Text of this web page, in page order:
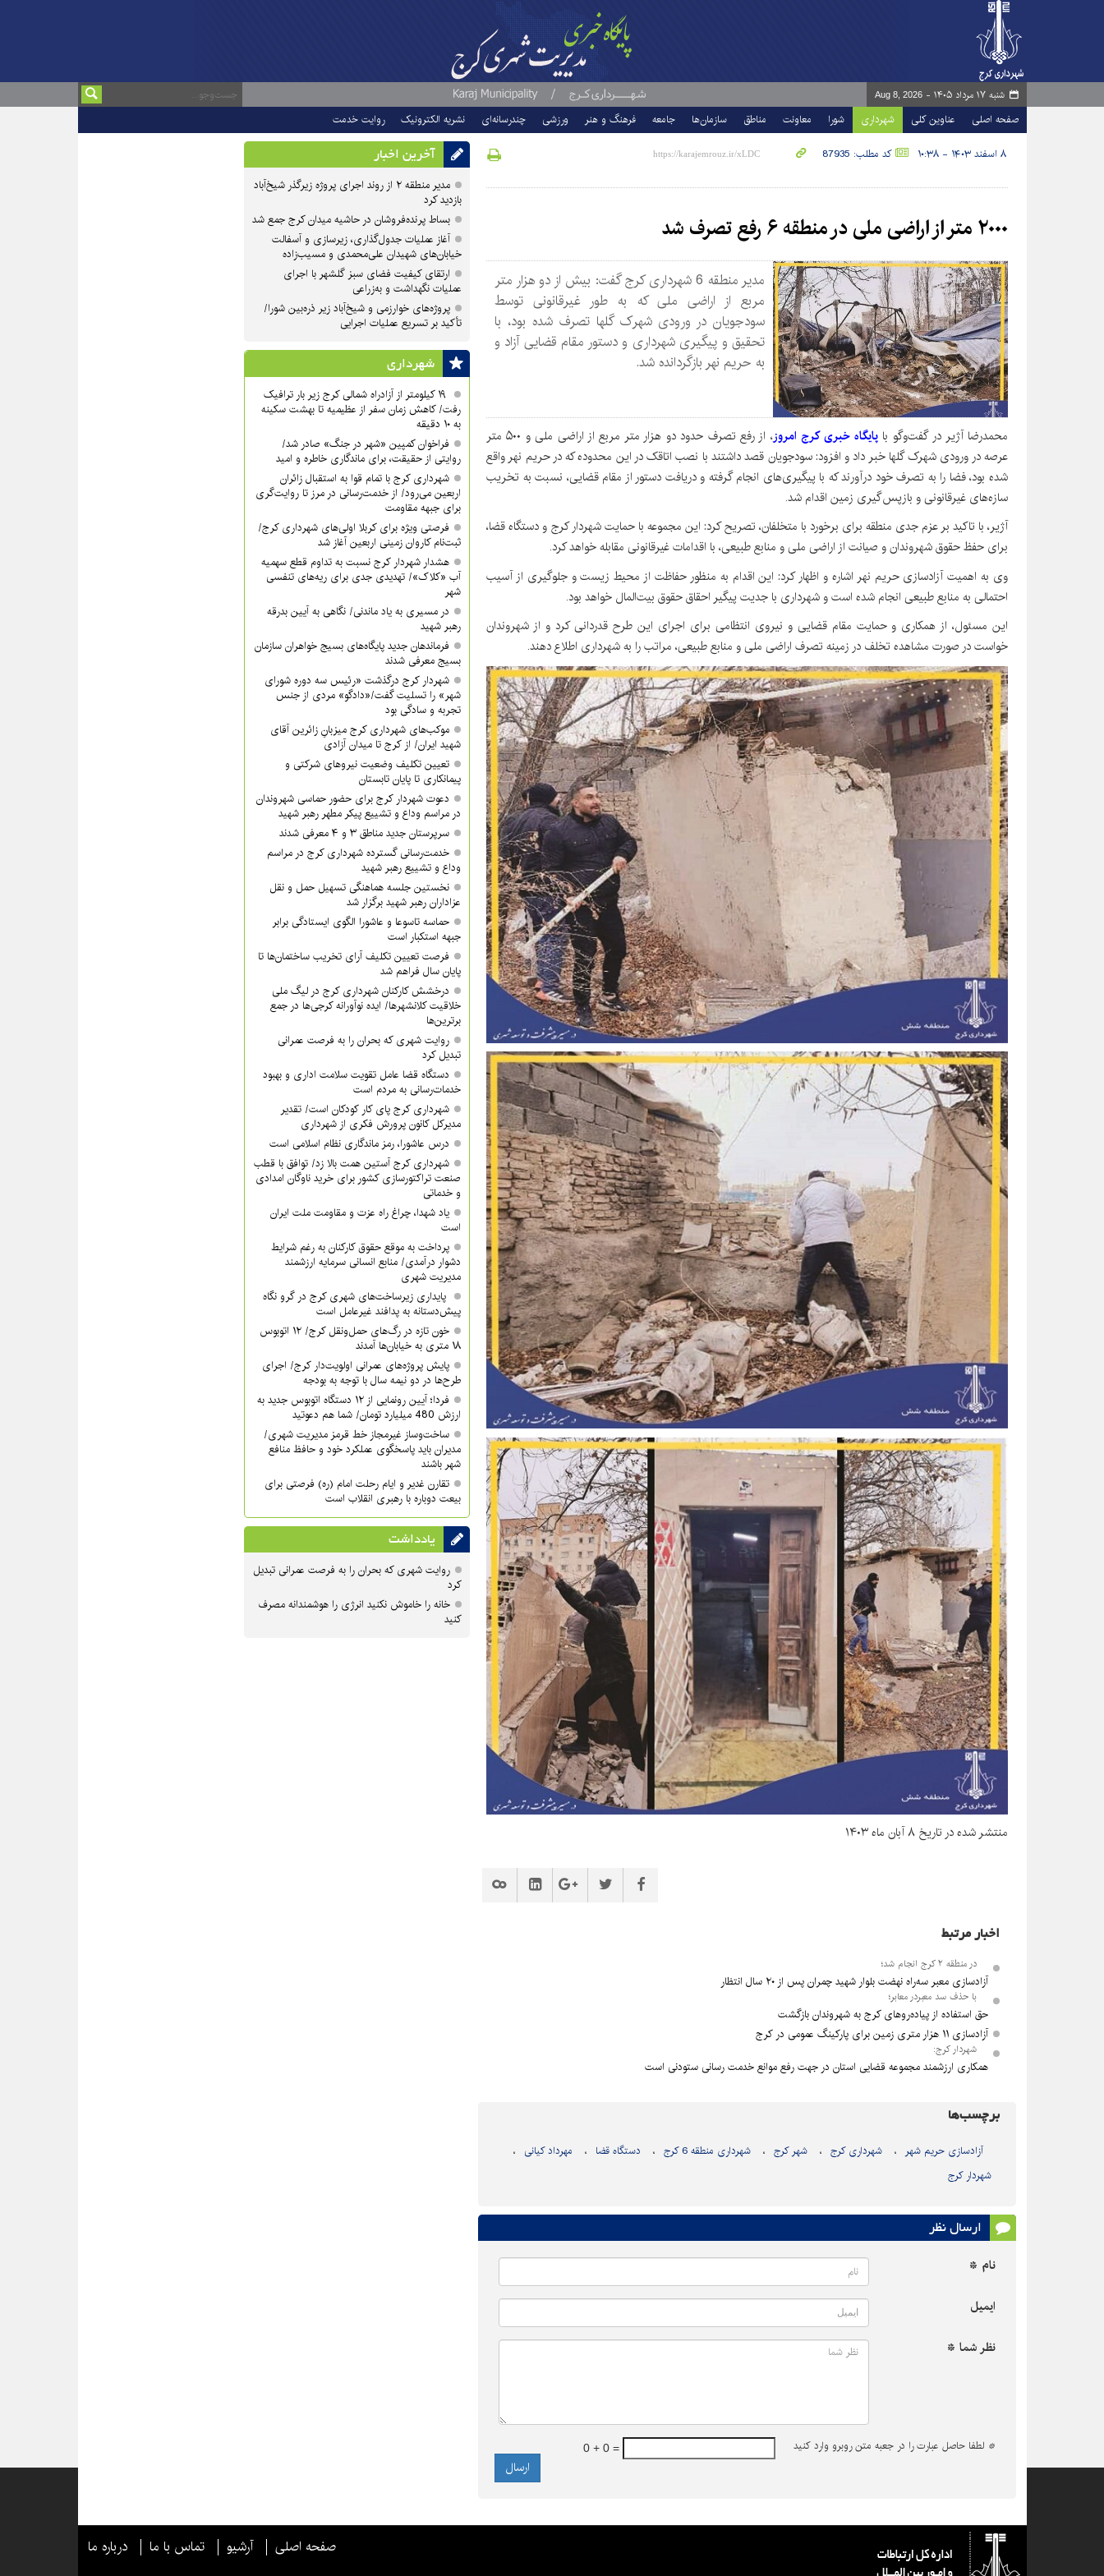
شنبه ۱۷ مرداد ۱۴۰۵ - Aug 8, 2026
صفحه اصلی عناوین کلی شهرداری شورا معاونت مناطق سازمان‌ها جامعه فرهنگ و هنر ورزشی چندرسانه‌ای نشریه الکترونیک روایت خدمت
۸ اسفند ۱۴۰۳ - ۱۰:۳۸ کد مطلب: 87935
۲۰۰۰ متر از اراضی ملی در منطقه ۶ رفع تصرف شد
مدیر منطقه 6 شهرداری کرج گفت: بیش از دو هزار متر
مربع از اراضی ملی که به طور غیرقانونی توسط
سودجویان در ورودی شهرک گلها تصرف شده بود، با
تحقیق و پیگیری شهرداری و دستور مقام قضایی آزاد و
به حریم نهر بازگردانده شد.
محمدرضا آژیر در گفت‌وگو باپایگاه خبری کرج امروز
، از رفع تصرف حدود دو هزار متر مربع از اراضی ملی و ۵۰۰ متر
عرصه در ورودی شهرک گلها خبر داد و افزود: سودجویان قصد داشتند با نصب اتاقک در این محدوده که در حریم نهر واقع
شده بود، فضا را به تصرف خود درآورند که با پیگیری‌های انجام گرفته و دریافت دستور از مقام قضایی، نسبت به تخریب
سازه‌های غیرقانونی و بازپس‌گیری زمین اقدام شد.
آژیر، با تاکید بر عزم جدی منطقه برای برخورد با متخلفان، تصریح کرد: این مجموعه با حمایت شهردار کرج و دستگاه قضا،
برای حفظ حقوق شهروندان و صیانت از اراضی ملی و منابع طبیعی، با اقدامات غیرقانونی مقابله خواهد کرد.
وی به اهمیت آزادسازی حریم نهر اشاره و اظهار کرد: این اقدام به منظور حفاظت از محیط زیست و جلوگیری از آسیب
احتمالی به منابع طبیعی انجام شده است و شهرداری با جدیت پیگیر احقاق حقوق بیت‌المال خواهد بود.
این مسئول، از همکاری و حمایت مقام قضایی و نیروی انتظامی برای اجرای این طرح قدردانی کرد و از شهروندان
خواست در صورت مشاهده تخلف در زمینه تصرف اراضی ملی و منابع طبیعی، مراتب را به شهرداری اطلاع دهند.
منتشر شده در تاریخ ۸ آبان ماه ۱۴۰۳
اخبار مرتبط
در منطقه ۲ کرج انجام شد؛
آزادسازی معبر سه‌راه نهضت بلوار شهید چمران پس از ۲۰ سال انتظار
با حذف سد معبردر معابر؛
حق استفاده از پیاده‌روهای کرج به شهروندان بازگشت
آزادسازی ۱۱ هزار متری زمین برای پارکینگ عمومی در کرج
شهردار کرج:
همکاری ارزشمند مجموعه قضایی استان در جهت رفع موانع خدمت رسانی ستودنی است
برچسب‌ها
آزادسازی حریم شهر شهرداری کرج شهر کرج شهرداری منطقه 6 کرج دستگاه قضا
مهرداد کیانی
شهردار کرج
ارسال نظر
نام *
ایمیل
نظر شما *
* لطفا حاصل عبارت را در جعبه متن روبرو وارد کنید 0 + 0 =
آخرین اخبار
مدیر منطقه ۲ از روند اجرای پروژه زیرگذر شیخ‌آباد
بازدید کرد
بساط پرنده‌فروشان در حاشیه میدان کرج جمع شد
آغاز عملیات جدول‌گذاری، زیرسازی و آسفالت
خیابان‌های شهیدان علی‌محمدی و مسیب‌زاده
ارتقای کیفیت فضای سبز گلشهر با اجرای
عملیات نگهداشت و به‌زراعی
پروژه‌های خوارزمی و شیخ‌آباد زیر ذره‌بین شورا/
تأکید بر تسریع عملیات اجرایی
شهرداری
۱۹ کیلومتر از آزادراه شمالی کرج زیر بار ترافیک
رفت/ کاهش زمان سفر از عظیمیه تا بهشت سکینه
به ۱۰ دقیقه
فراخوان کمپین «شهر در جنگ» صادر شد/
روایتی از حقیقت، برای ماندگاری خاطره و امید
شهرداری کرج با تمام قوا به استقبال زائران
اربعین می‌رود/ از خدمت‌رسانی در مرز تا روایت‌گری
برای جبهه مقاومت
فرصتی ویژه برای کربلا اولی‌های شهرداری کرج/
ثبت‌نام کاروان زمینی اربعین آغاز شد
هشدار شهردار کرج نسبت به تداوم قطع سهمیه
آب «کلاک»/ تهدیدی جدی برای ریه‌های تنفسی
شهر
در مسیری به یاد ماندنی/ نگاهی به آیین بدرقه
رهبر شهید
فرماندهان جدید پایگاه‌های بسیج خواهران سازمان
بسیج معرفی شدند
شهردار کرج درگذشت «رئیس سه دوره شورای
شهر» را تسلیت گفت/«دادگو» مردی از جنس
تجربه و سادگی بود
موکب‌های شهرداری کرج میزبانِ زائرین آقای
شهید ایران/ از کرج تا میدان آزادی
تعیین تکلیف وضعیت نیروهای شرکتی و
پیمانکاری تا پایان تابستان
دعوت شهردار کرج برای حضور حماسی شهروندان
در مراسم وداع و تشییع پیکر مطهر رهبر شهید
سرپرستان جدید مناطق ۳ و ۴ معرفی شدند
خدمت‌رسانی گسترده شهرداری کرج در مراسم
وداع و تشییع رهبر شهید
نخستین جلسه هماهنگی تسهیل حمل و نقل
عزاداران رهبر شهید برگزار شد
حماسه تاسوعا و عاشورا الگوی ایستادگی برابر
جبهه استکبار است
فرصت تعیین تکلیف آرای تخریب ساختمان‌ها تا
پایان سال فراهم شد
درخشش کارکنان شهرداری کرج در لیگ ملی
خلاقیت کلانشهرها/ ایده نوآورانه کرجی‌ها در جمع
برترین‌ها
روایت شهری که بحران را به فرصت عمرانی
تبدیل کرد
دستگاه قضا عامل تقویت سلامت اداری و بهبود
خدمات‌رسانی به مردم است
شهرداری کرج پای کار کودکان است/ تقدیر
مدیرکل کانون پرورش فکری از شهرداری
درس عاشورا، رمز ماندگاری نظام اسلامی است
شهرداری کرج آستین همت بالا زد/ توافق با قطب
صنعت تراکتورسازی کشور برای خرید ناوگان امدادی
و خدماتی
یاد شهدا، چراغ راه عزت و مقاومت ملت ایران
است
پرداخت به موقع حقوق کارکنان به رغم شرایط
دشوار درآمدی/ منابع انسانی سرمایه ارزشمند
مدیریت شهری
پایداری زیرساخت‌های شهری کرج در گرو نگاه
پیش‌دستانه به پدافند غیرعامل است
خون تازه در رگ‌های حمل‌ونقل کرج/ ۱۲ اتوبوس
۱۸ متری به خیابان‌ها آمدند
پایش پروژه‌های عمرانی اولویت‌دار کرج/ اجرای
طرح‌ها در دو نیمه سال با توجه به بودجه
فردا؛ آیین رونمایی از ۱۲ دستگاه اتوبوس جدید به
ارزش 480 میلیارد تومان/ شما هم دعوتید
ساخت‌وساز غیرمجاز خط قرمز مدیریت شهری‌/
مدیران باید پاسخگوی عملکرد خود و حافظ منافع
شهر باشند
تقارن غدیر و ایام رحلت امام (ره) فرصتی برای
بیعت دوباره با رهبری انقلاب است
یادداشت
روایت شهری که بحران را به فرصت عمرانی تبدیل
کرد
خانه را خاموش نکنید انرژی را هوشمندانه مصرف
کنید
صفحه اصلی آرشیو تماس با ما درباره ما